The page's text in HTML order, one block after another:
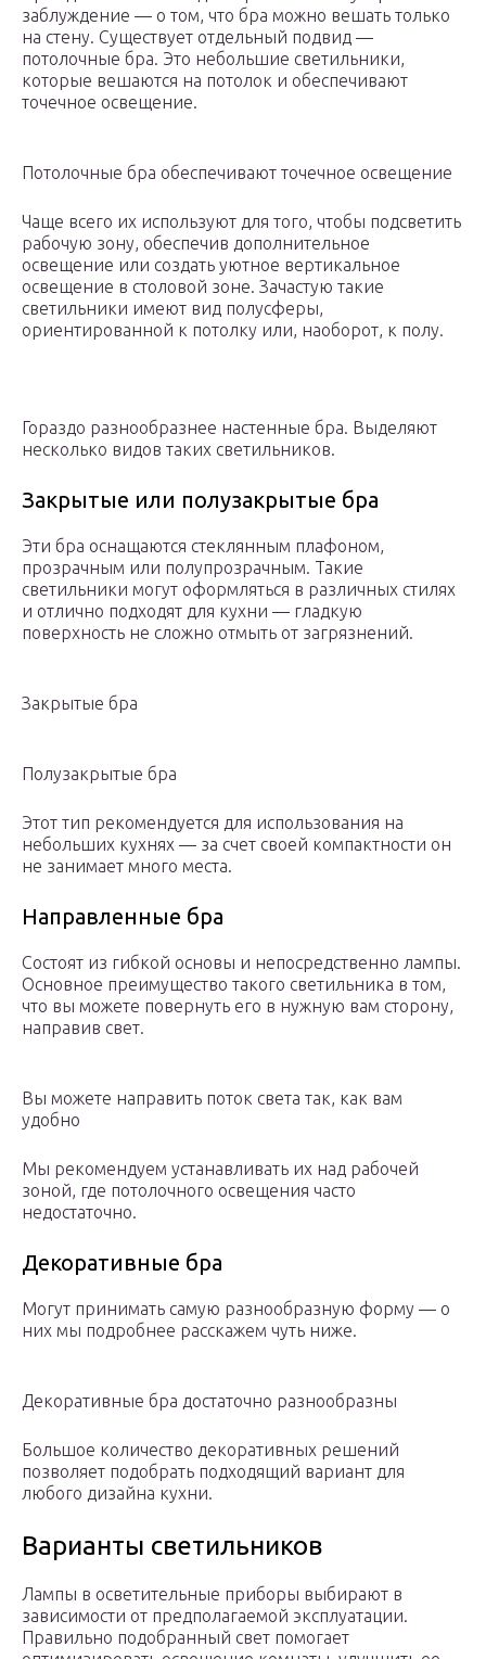
заблуждение — о том, что бра можно вешать только
на стену. Существует отдельный подвид —
потолочные бра. Это небольшие светильники,
которые вешаются на потолок и обеспечивают
точечное освещение.
Потолочные бра обеспечивают точечное освещение
Чаще всего их используют для того, чтобы подсветить
рабочую зону, обеспечив дополнительное
освещение или создать уютное вертикальное
освещение в столовой зоне. Зачастую такие
светильники имеют вид полусферы,
ориентированной к потолку или, наоборот, к полу.
Гораздо разнообразнее настенные бра. Выделяют
несколько видов таких светильников.
Закрытые или полузакрытые бра
Эти бра оснащаются стеклянным плафоном,
прозрачным или полупрозрачным. Такие
светильники могут оформляться в различных стилях
и отлично подходят для кухни — гладкую
поверхность не сложно отмыть от загрязнений.
Закрытые бра
Полузакрытые бра
Этот тип рекомендуется для использования на
небольших кухнях — за счет своей компактности он
не занимает много места.
Направленные бра
Состоят из гибкой основы и непосредственно лампы.
Основное преимущество такого светильника в том,
что вы можете повернуть его в нужную вам сторону,
направив свет.
Вы можете направить поток света так, как вам
удобно
Мы рекомендуем устанавливать их над рабочей
зоной, где потолочного освещения часто
недостаточно.
Декоративные бра
Могут принимать самую разнообразную форму — о
них мы подробнее расскажем чуть ниже.
Декоративные бра достаточно разнообразны
Большое количество декоративных решений
позволяет подобрать подходящий вариант для
любого дизайна кухни.
Варианты светильников
Лампы в осветительные приборы выбирают в
зависимости от предполагаемой эксплуатации.
Правильно подобранный свет помогает